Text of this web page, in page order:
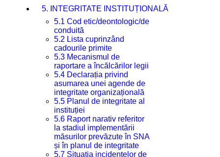
5. INTEGRITATE INSTITUȚIONALĂ
5.1 Cod etic/deontologic/de
conduită
5.2 Lista cuprinzând
cadourile primite
5.3 Mecanismul de
raportare a încălcărilor legii
5.4 Declarația privind
asumarea unei agende de
integritate organizațională
5.5 Planul de integritate al
instituției
5.6 Raport narativ referitor
la stadiul implementării
măsurilor prevăzute în SNA
și în planul de integritate
5.7 Situația incidentelor de